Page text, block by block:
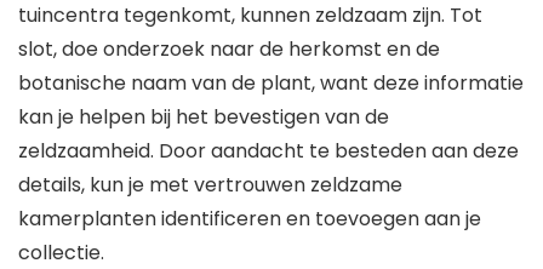
tuincentra tegenkomt, kunnen zeldzaam zijn. Tot
slot, doe onderzoek naar de herkomst en de
botanische naam van de plant, want deze informatie
kan je helpen bij het bevestigen van de
zeldzaamheid. Door aandacht te besteden aan deze
details, kun je met vertrouwen zeldzame
kamerplanten identificeren en toevoegen aan je
collectie.